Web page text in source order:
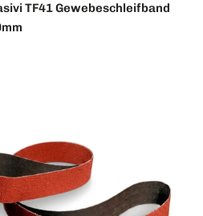
TF41 Gewebeschleifband